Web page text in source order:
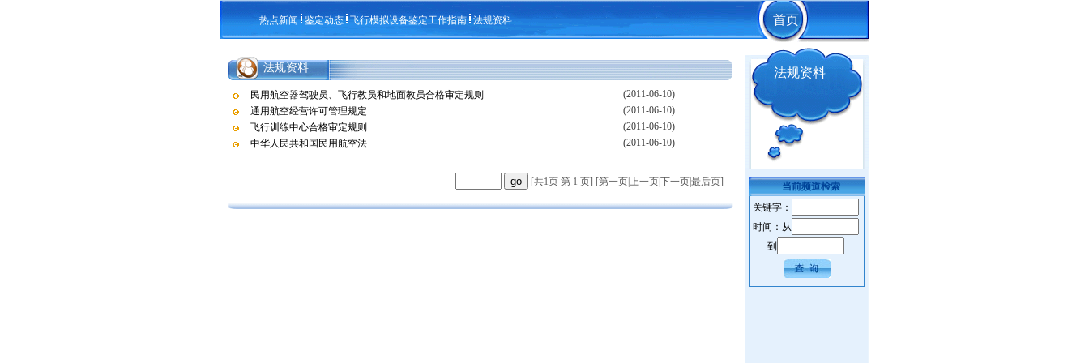
热点新闻 鉴定动态 飞行模拟设备鉴定工作指南 法规资料 首页
法规资料
民用航空器驾驶员、飞行教员和地面教员合格审定规则
(2011-06-10)
通用航空经营许可管理规定
(2011-06-10)
飞行训练中心合格审定规则
(2011-06-10)
中华人民共和国民用航空法
(2011-06-10)
[共1页 第 1 页] [第一页上一页下一页最后页]
法规资料
当前频道检索
关键字：
时间：从
到